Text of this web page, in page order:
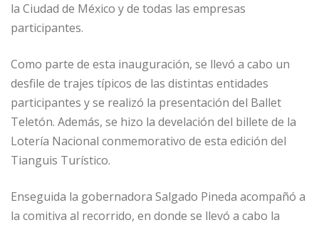
la Ciudad de México y de todas las empresas
participantes.
Como parte de esta inauguración, se llevó a cabo un
desfile de trajes típicos de las distintas entidades
participantes y se realizó la presentación del Ballet
Teletón. Además, se hizo la develación del billete de la
Lotería Nacional conmemorativo de esta edición del
Tianguis Turístico.
Enseguida la gobernadora Salgado Pineda acompañó a
la comitiva al recorrido, en donde se llevó a cabo la